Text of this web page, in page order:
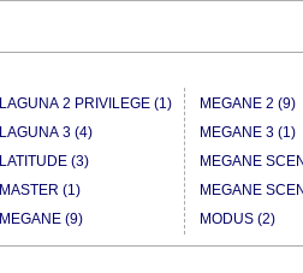
LAGUNA 2 PRIVILEGE (1)
LAGUNA 3 (4)
LATITUDE (3)
MASTER (1)
MEGANE (9)
MEGANE 2 (9)
MEGANE 3 (1)
MEGANE
MEGANE
MODUS (2)